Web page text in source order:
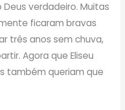
verdadeiro. Muitas
ficaram bravas
três anos sem chuva,
Agora que Eliseu
também queriam que